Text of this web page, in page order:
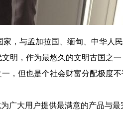
，与孟加拉国、缅甸、中华人
明，作为最悠久的文明古国之
但也是个社会财富分配极度
广大用户提供最满意的产品与